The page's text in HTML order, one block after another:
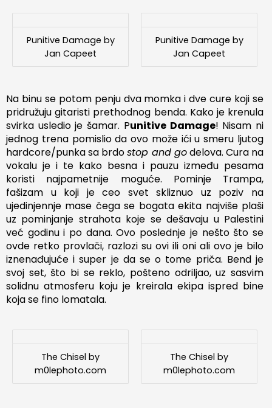
Punitive Damage by
Jan Capeet
Punitive Damage by
Jan Capeet
Na binu se potom penju dva momka i dve cure koji se
pridružuju gitaristi prethodnog benda. Kako je krenula
svirka usledio je šamar. Punitive Damage! Nisam ni
jednog trena pomislio da ovo može ići u smeru ljutog
hardcore/punka sa brdostop and godelova. Cura na
vokalu je i te kako besna i pauzu između pesama
koristi najpametnije moguće. Pominje Trampa,
fašizam u koji je ceo svet skliznuo uz poziv na
ujedinjennje mase čega se bogata ekita najviše plaši
uz pominjanje strahota koje se dešavaju u Palestini
već godinu i po dana. Ovo poslednje je nešto što se
ovde retko provlači, razlozi su ovi ili oni ali ovo je bilo
iznenađujuće i super je da se o tome priča. Bend je
svoj set, što bi se reklo, pošteno odriljao, uz sasvim
solidnu atmosferu koju je kreirala ekipa ispred bine
koja se fino lomatala.
The Chisel by
m0lephoto.com
The Chisel by
m0lephoto.com